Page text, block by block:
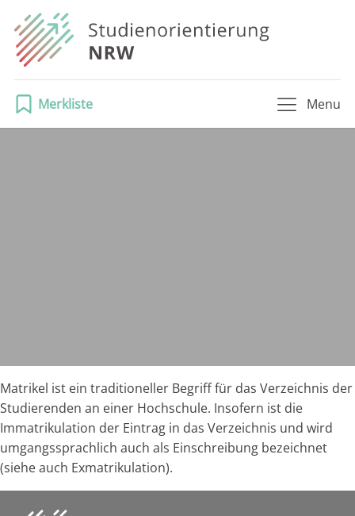
Merkliste Menu
Matrikel ist ein traditioneller Begriff für das Verzeichnis der
Studierenden an einer Hochschule. Insofern ist die
Immatrikulation der Eintrag in das Verzeichnis und wird
umgangssprachlich auch als Einschreibung bezeichnet
(siehe auch Exmatrikulation).